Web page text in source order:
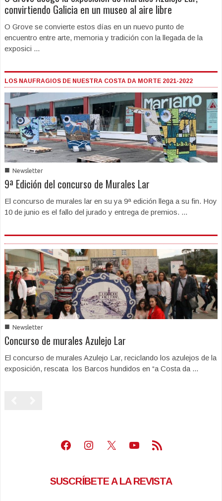
convirtiendo Galicia en un museo al aire libre
O Grove se convierte estos días en un nuevo punto de
encuentro entre arte, memoria y tradición con la llegada de la
exposici ...
LOS NAUFRAGIOS DE NUESTRA COSTA DA MORTE 2021-2022
■ Newsletter
9ª Edición del concurso de Murales Lar
El concurso de murales lar en su ya 9ª edición llega a su fin. Hoy
10 de junio es el fallo del jurado y entrega de premios. ...
■ Newsletter
Concurso de murales Azulejo Lar
El concurso de murales Azulejo Lar, reciclando los azulejos de la
exposición, rescata los Barcos hundidos en “a Costa da ...
Facebook
Instagram
X Youtube
Feed RSS
SUSCRÍBETE A LA REVISTA